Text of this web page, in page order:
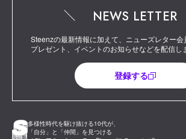
多様性時代を駆け抜ける10代が、
「自分」と「仲間」を見つける
NEWS LETTER
Steenzの最新情報に加えて、ニューズレター
プレゼント、イベントのお知らせなどを配信し
登録する